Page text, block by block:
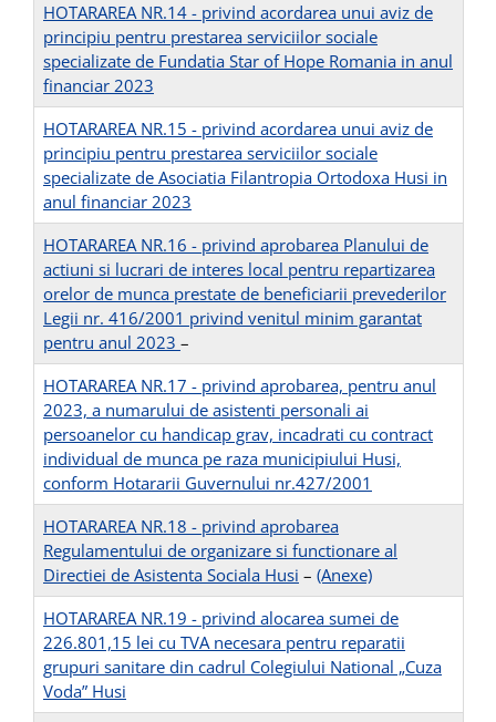
HOTARAREA NR.14 - privind acordarea unui aviz de
principiu pentru prestarea serviciilor sociale
specializate de Fundatia Star of Hope Romania in anul
financiar 2023
HOTARAREA NR.15 - privind acordarea unui aviz de
principiu pentru prestarea serviciilor sociale
specializate de Asociatia Filantropia Ortodoxa Husi in
anul financiar 2023
HOTARAREA NR.16 - privind aprobarea Planului de
actiuni si lucrari de interes local pentru repartizarea
orelor de munca prestate de beneficiarii prevederilor
Legii nr. 416/2001 privind venitul minim garantat
pentru anul 2023 –
HOTARAREA NR.17 - privind aprobarea, pentru anul
2023, a numarului de asistenti personali ai
persoanelor cu handicap grav, incadrati cu contract
individual de munca pe raza municipiului Husi,
conform Hotararii Guvernului nr.427/2001
HOTARAREA NR.18 - privind aprobarea
Regulamentului de organizare si functionare al
Directiei de Asistenta Sociala Husi – (Anexe)
HOTARAREA NR.19 - privind alocarea sumei de
226.801,15 lei cu TVA necesara pentru reparatii
grupuri sanitare din cadrul Colegiului National „Cuza
Voda” Husi